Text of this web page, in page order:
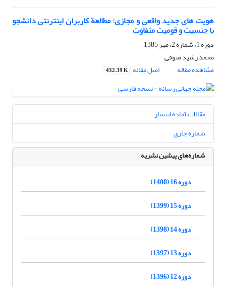
هویت های جدید واقعی و مجازی: مطالعة‏ کاربران اینترنتی دانشجو
با جنسیت و قومیت متفاوت
دوره 1، شماره 2، مهر 1385
محمد رشید صوفی
مشاهده مقاله
اصل مقاله 432.39 K
مقالات آماده انتشار
شماره جاری
شماره‌های پیشین نشریه
دوره 16 (1400)
دوره 15 (1399)
دوره 14 (1398)
دوره 13 (1397)
دوره 12 (1396)